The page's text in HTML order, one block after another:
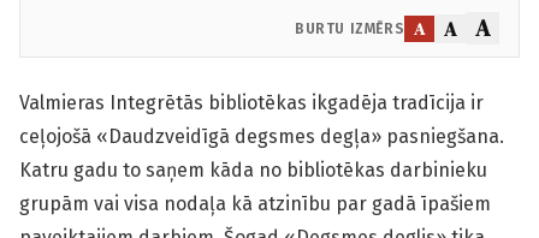
BURTU IZMĒRS A A A
Valmieras Integrētās bibliotēkas ikgadēja tradīcija ir
ceļojošā «Daudzveidīgā degsmes degļa» pasniegšana.
Katru gadu to saņem kāda no bibliotēkas darbinieku
grupām vai visa nodaļa kā atzinību par gadā īpašiem